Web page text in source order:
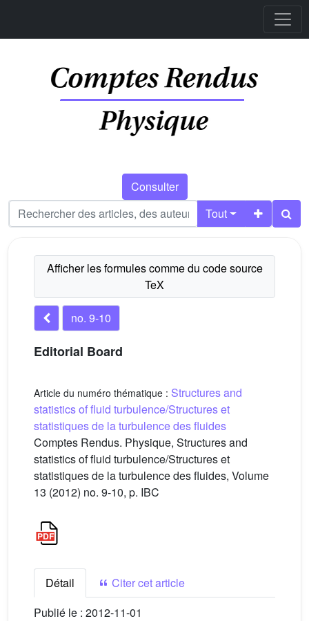
Consulter
Tout
no. 9-10
Editorial Board
Article du numéro thématique : Structures and
statistics of fluid turbulence/Structures et
statistiques de la turbulence des fluides
Comptes Rendus. Physique, Structures and
statistics of fluid turbulence/Structures et
statistiques de la turbulence des fluides, Volume
13 (2012) no. 9-10, p. IBC
Détail
Citer cet article
Publié le : 2012-11-01